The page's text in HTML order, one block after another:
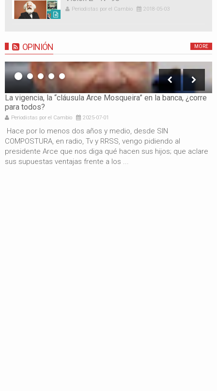
Periodistas por el Cambio 2018-05-03
OPINIÓN MORE
La vigencia, la “cláusula Arce Mosqueira” en la banca, ¿corre
para todos?
Periodistas por el Cambio 2025-07-01
Hace por lo menos dos años y medio, desde SIN
COMPOSTURA, en radio, Tv y RRSS, vengo pidiendo al
presidente Arce que nos diga qué hacen sus hijos; que aclare
sus supuestas ventajas frente a los ...